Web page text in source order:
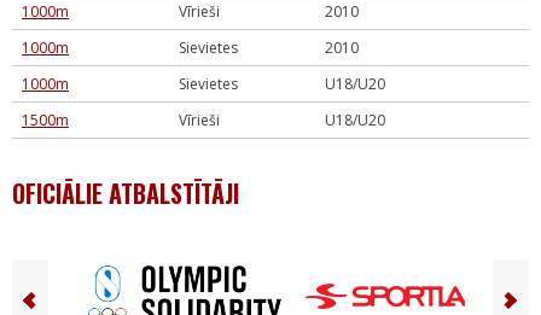
1000m
Vīrieši
2010
1000m
Sievietes
2010
1000m
Sievietes
U18/U20
1500m
Vīrieši U18/U20
OFICIĀLIE ATBALSTĪTĀJI